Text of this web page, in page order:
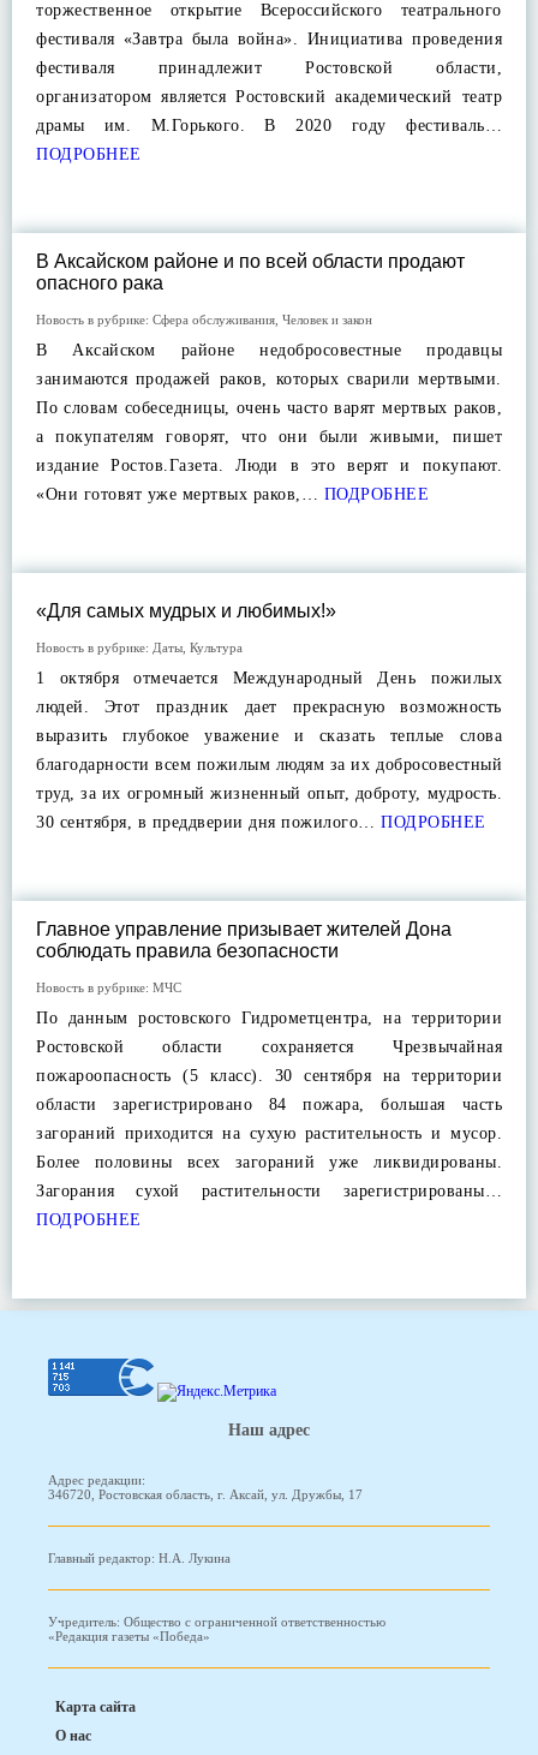
торжественное открытие Всероссийского театрального
фестиваля «Завтра была война». Инициатива проведения
фестиваля принадлежит Ростовской области,
организатором является Ростовский академический театр
драмы им. М.Горького. В 2020 году фестиваль…
ПОДРОБНЕЕ
В Аксайском районе и по всей области продают
опасного рака
Новость в рубрике: Сфера обслуживания Человек и закон
В Аксайском районе недобросовестные продавцы
занимаются продажей раков, которых сварили мертвыми.
По словам собеседницы, очень часто варят мертвых раков,
а покупателям говорят, что они были живыми, пишет
издание Ростов.Газета. Люди в это верят и покупают.
«Они готовят уже мертвых раков,… ПОДРОБНЕЕ
«Для самых мудрых и любимых!»
Новость в рубрике: Даты Культура
1 октября отмечается Международный День пожилых
людей. Этот праздник дает прекрасную возможность
выразить глубокое уважение и сказать теплые слова
благодарности всем пожилым людям за их добросовестный
труд, за их огромный жизненный опыт, доброту, мудрость.
30 сентября, в преддверии дня пожилого… ПОДРОБНЕЕ
Главное управление призывает жителей Дона
соблюдать правила безопасности
Новость в рубрике: МЧС
По данным ростовского Гидрометцентра, на территории
Ростовской области сохраняется Чрезвычайная
пожароопасность (5 класс). 30 сентября на территории
области зарегистрировано 84 пожара, большая часть
загораний приходится на сухую растительность и мусор.
Более половины всех загораний уже ликвидированы.
Загорания сухой растительности зарегистрированы…
ПОДРОБНЕЕ
Наш адрес
Адрес редакции:
346720, Ростовская область, г. Аксай, ул. Дружбы, 17
Главный редактор: Н.А. Лукина
Учредитель: Общество с ограниченной ответственностью
«Редакция газеты «Победа»
Карта сайта
О нас